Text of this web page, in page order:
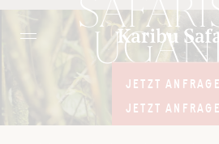
JETZT
JETZT
JETZT
JETZT
BWINDI